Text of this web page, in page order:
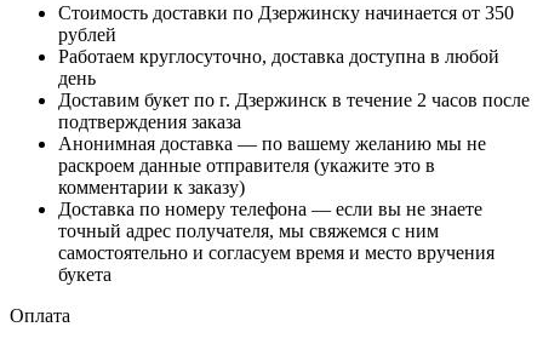
Стоимость доставки по Дзержинску начинается от 350
рублей
Работаем круглосуточно, доставка доступна в любой
день
Доставим букет по г. Дзержинск в течение 2 часов после
подтверждения заказа
Анонимная доставка — по вашему желанию мы не
раскроем данные отправителя (укажите это в
комментарии к заказу)
Доставка по номеру телефона — если вы не знаете
точный адрес получателя, мы свяжемся с ним
самостоятельно и согласуем время и место вручения
букета
Оплата